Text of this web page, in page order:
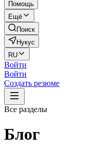
Помощь
Ещё
Поиск
Нукус
RU
Войти
Войти
Создать резюме
Все разделы
Блог